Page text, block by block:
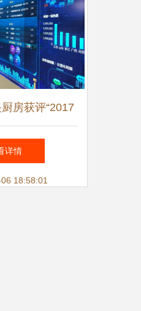
房获评“2017
用案例” 数据
的智慧引擎
详情
18:58:01